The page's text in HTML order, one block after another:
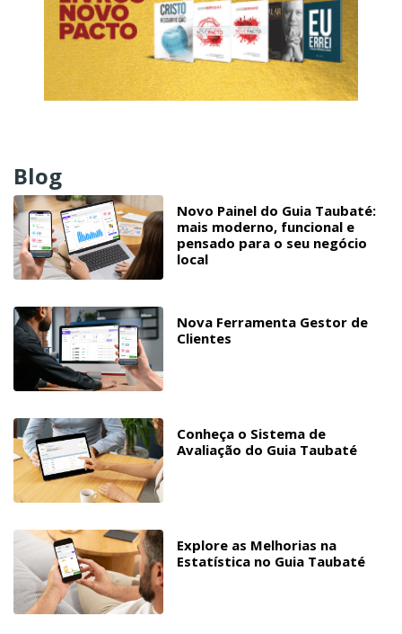
Blog
Novo Painel do Guia Taubaté:
mais moderno, funcional e
pensado para o seu negócio
local
Nova Ferramenta Gestor de
Clientes
Conheça o Sistema de
Avaliação do Guia Taubaté
Explore as Melhorias na
Estatística no Guia Taubaté